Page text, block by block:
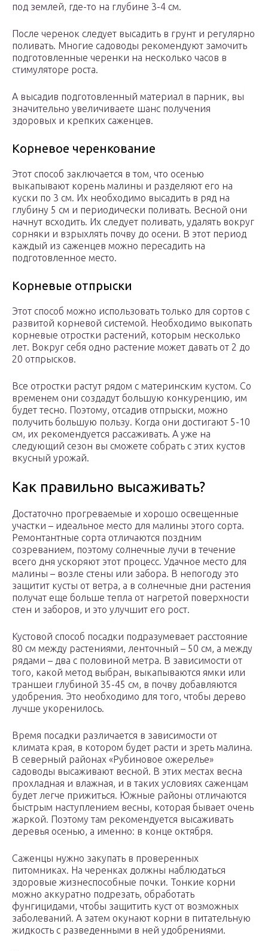
под землей, где-то на глубине 3-4 см.
После черенок следует высадить в грунт и регулярно
поливать. Многие садоводы рекомендуют замочить
подготовленные черенки на несколько часов в
стимуляторе роста.
А высадив подготовленный материал в парник, вы
значительно увеличиваете шанс получения
здоровых и крепких саженцев.
Корневое черенкование
Этот способ заключается в том, что осенью
выкапывают корень малины и разделяют его на
куски по 3 см. Их необходимо высадить в ряд на
глубину 5 см и периодически поливать. Весной они
начнут всходить. Их следует поливать, удалять вокруг
сорняки и взрыхлять почву до осени. В этот период
каждый из саженцев можно пересадить на
подготовленное место.
Корневые отпрыски
Этот способ можно использовать только для сортов с
развитой корневой системой. Необходимо выкопать
корневые отростки растений, которым несколько
лет. Вокруг себя одно растение может давать от 2 до
20 отпрысков.
Все отростки растут рядом с материнским кустом. Со
временем они создадут большую конкуренцию, им
будет тесно. Поэтому, отсадив отпрыски, можно
получить большую пользу. Когда они достигают 5-10
см, их рекомендуется рассаживать. А уже на
следующий сезон вы сможете собрать с этих кустов
вкусный урожай.
Как правильно высаживать?
Достаточно прогреваемые и хорошо освещенные
участки – идеальное место для малины этого сорта.
Ремонтантные сорта отличаются поздним
созреванием, поэтому солнечные лучи в течение
всего дня ускоряют этот процесс. Удачное место для
малины – возле стены или забора. В непогоду это
защитит кусты от ветра, а в солнечные дни растения
получат еще больше тепла от нагретой поверхности
стен и заборов, и это улучшит его рост.
Кустовой способ посадки подразумевает расстояние
80 см между растениями, ленточный – 50 см, а между
рядами – два с половиной метра. В зависимости от
того, какой метод выбран, выкапываются ямки или
траншеи глубиной 35-45 см, в почву добавляются
удобрения. Это необходимо для того, чтобы дерево
лучше укоренилось.
Время посадки различается в зависимости от
климата края, в котором будет расти и зреть малина.
В северный районах «Рубиновое ожерелье»
садоводы высаживают весной. В этих местах весна
прохладная и влажная, и в таких условиях саженцам
будет легче прижиться. Южные районы отличаются
быстрым наступлением весны, которая бывает очень
жаркой. Поэтому там рекомендуется высаживать
деревья осенью, а именно: в конце октября.
Саженцы нужно закупать в проверенных
питомниках. На черенках должны наблюдаться
здоровые жизнеспособные почки. Тонкие корни
можно аккуратно подрезать, обработать
фунгицидами, чтобы защитить куст от возможных
заболеваний. А затем окунают корни в питательную
жидкость с разведенными в ней удобрениями.